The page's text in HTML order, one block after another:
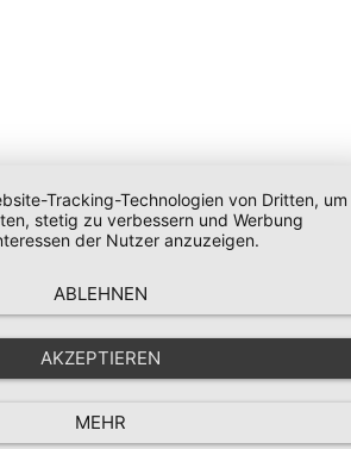
Tracking-Technologien von Dritten, um
stetig zu verbessern und Werbung
der Nutzer anzuzeigen.
ABLEHNEN
AKZEPTIEREN
MEHR